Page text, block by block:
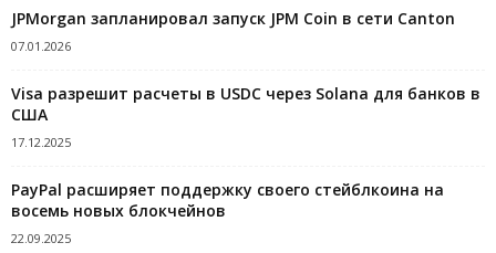
JPMorgan запланировал запуск JPM Coin в сети Canton
07.01.2026
Visa разрешит расчеты в USDC через Solana для банков в
США
17.12.2025
PayPal расширяет поддержку своего стейблкоина на
восемь новых блокчейнов
22.09.2025